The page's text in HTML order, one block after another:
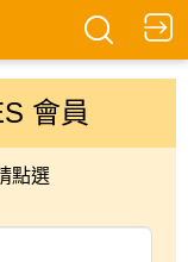
會員
點選